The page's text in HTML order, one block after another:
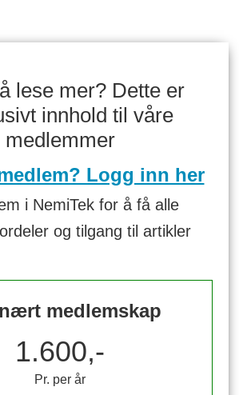
lese mer? Dette er
innhold til våre
medlemmer
Logg inn her
i NemiTek for å få alle
og tilgang til artikler
medlemskap
1.600,-
Pr. per år